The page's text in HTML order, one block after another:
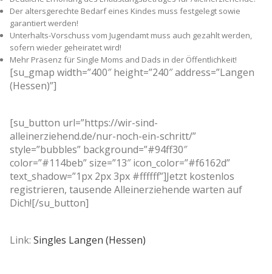
Der altersgerechte Bedarf eines Kindes muss festgelegt sowie
garantiert werden!
Unterhalts-Vorschuss vom Jugendamt muss auch gezahlt werden,
sofern wieder geheiratet wird!
Mehr Präsenz für Single Moms and Dads in der Öffentlichkeit!
[su_gmap width=”400″ height=”240″ address=”Langen
(Hessen)”]
[su_button url=”https://wir-sind-
alleinerziehend.de/nur-noch-ein-schritt/”
style=”bubbles” background=”#94ff30″
color=”#114beb” size=”13″ icon_color=”#f6162d”
text_shadow=”1px 2px 3px #ffffff”]Jetzt kostenlos
registrieren, tausende Alleinerziehende warten auf
Dich![/su_button]
Link: Singles Langen (Hessen)